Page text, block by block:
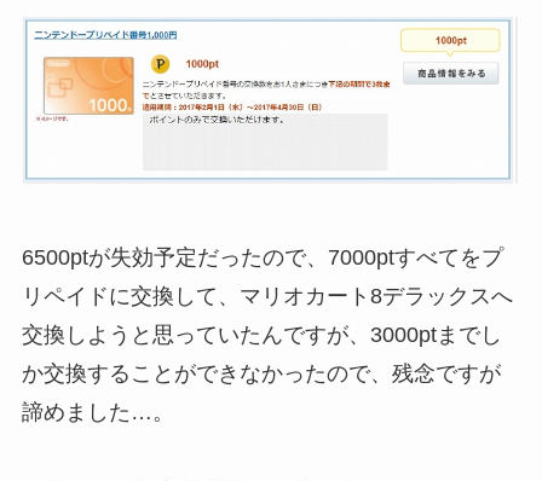
6500ptが失効予定だったので、7000ptすべてをプ
リペイドに交換して、マリオカート8デラックスへ
交換しようと思っていたんですが、3000ptまでし
か交換することができなかったので、残念ですが
諦めました…。